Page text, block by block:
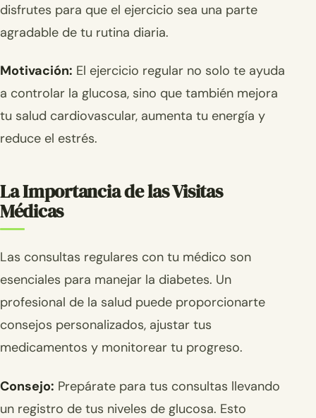
disfrutes para que el ejercicio sea una parte
agradable de tu rutina diaria.
Motivación: El ejercicio regular no solo te ayuda
a controlar la glucosa, sino que también mejora
tu salud cardiovascular, aumenta tu energía y
reduce el estrés.
La Importancia de las Visitas
Médicas
Las consultas regulares con tu médico son
esenciales para manejar la diabetes. Un
profesional de la salud puede proporcionarte
consejos personalizados, ajustar tus
medicamentos y monitorear tu progreso.
Consejo: Prepárate para tus consultas llevando
un registro de tus niveles de glucosa. Esto